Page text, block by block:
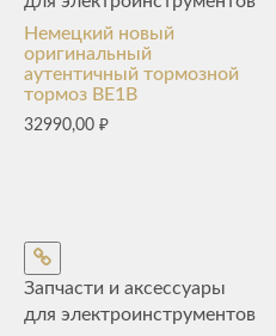
Немецкий новый
оригинальный
аутентичный тормозной
тормоз BE1B
32990,00 ₽
Запчасти и аксессуары
для электроинструментов